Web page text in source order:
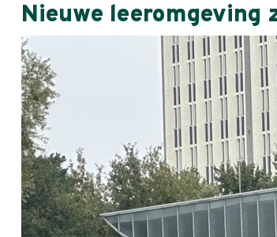
Nieuwe leeromgeving